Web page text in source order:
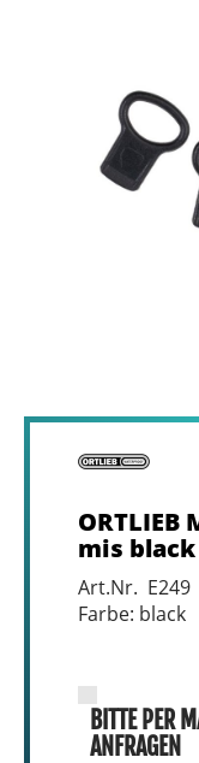
ORTLIEB
mis black
Art.Nr. E249
Farbe: black
BITTE PER
ANFRAGEN